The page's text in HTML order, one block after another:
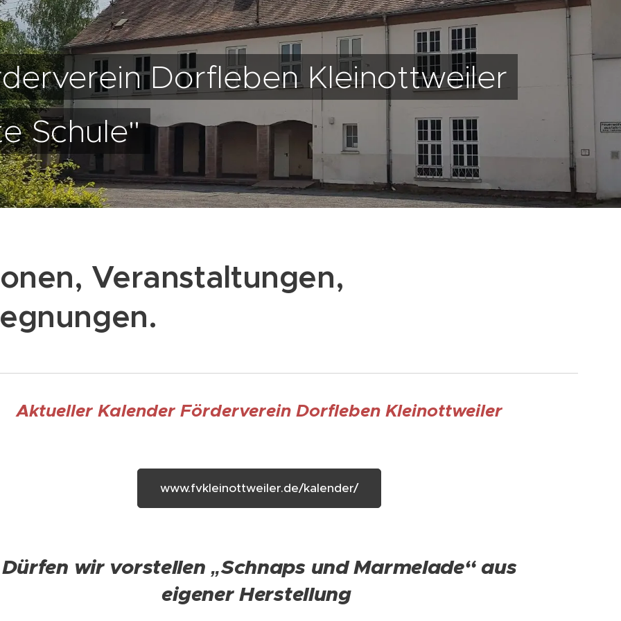
Dorfleben Kleinottweiler
Schule"
Veranstaltungen,
Aktueller Kalender Förderverein Dorfleben Kleinottweiler
www.fvkleinottweiler.de/kalender/
Dürfen wir vorstellen „Schnaps und Marmelade“ aus
eigener Herstellung